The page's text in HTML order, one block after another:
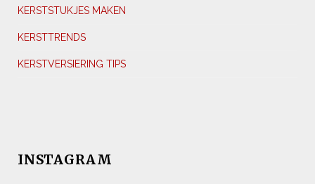
KERSTSTUKJES MAKEN
KERSTTRENDS
KERSTVERSIERING TIPS
INSTAGRAM